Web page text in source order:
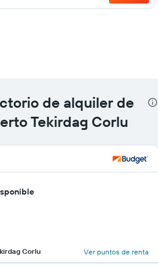
de alquiler de
Tekirdag Corlu
Corlu Ver puntos de renta